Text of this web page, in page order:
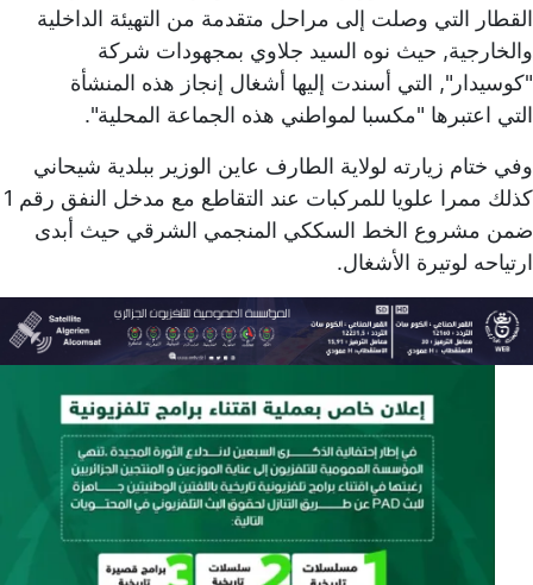
القطار التي وصلت إلى مراحل متقدمة من التهيئة الداخلية
والخارجية, حيث نوه السيد جلاوي بمجهودات شركة
"كوسيدار", التي أسندت إليها أشغال إنجاز هذه المنشأة
التي اعتبرها "مكسبا لمواطني هذه الجماعة المحلية".
وفي ختام زيارته لولاية الطارف عاين الوزير ببلدية شيحاني
كذلك ممرا علويا للمركبات عند التقاطع مع مدخل النفق رقم 1
ضمن مشروع الخط السككي المنجمي الشرقي حيث أبدى
ارتياحه لوتيرة الأشغال.